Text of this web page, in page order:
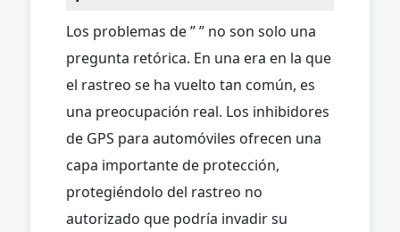
Los problemas de ” ” no son solo una
pregunta retórica. En una era en la que
el rastreo se ha vuelto tan común, es
una preocupación real. Los inhibidores
de GPS para automóviles ofrecen una
capa importante de protección,
protegiéndolo del rastreo no
autorizado que podría invadir su